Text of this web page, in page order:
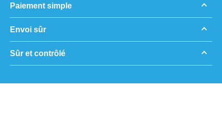
Paiement simple
Envoi sûr
Sûr et contrôlé